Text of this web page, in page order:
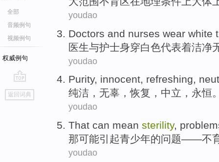
全部
音频例句
视频例句
权威例句
go
top
返回词典
youdao
Doctors and nurses wear white
医生与护士身穿白色代表着洁净
youdao
Purity, innocent, refreshing,
纯洁 ， 无辜 ，恢复 ， 中立 ， 永恒
youdao
That can mean sterility,
那可能引起青少年的问题——不
youdao